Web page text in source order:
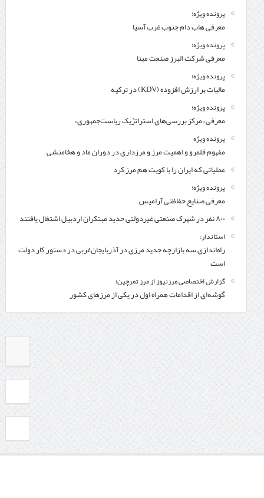
پرونده ویژه؛
معرفی هاب دام جنوب غرب آسیا
پرونده ویژه؛
معرفی شركت البرز صنعت مبنا
پرونده ویژه؛
مالیات بر ارزش افزوده (KDV) در ترکیه
پرونده ویژه؛
معرفی «مرکز بررسی‌های استراتژیک ریاست‌جمهوری»
پرونده ویژه
مفهوم قلمرو و اهمیت مرز و مرزداری در دوران ماد و هخامنشی
عملیاتی که ایران را با کویت هم مرز کرد
پرونده ویژه؛
معرفی صنایع حفاظتی آرامیس
۸۰۰ نفر در شهرک صنعتی غیردولتی حدید مبتکران اردبیل اشتغال یافتند
استاندار:
راه‌اندازی سه بازارچه جدید مرزی در آذربایجان‌غربی در دستور کار دولت
است
گزارش اختصاصی مرزنیوز از مرز تمرچین؛
گوشه‌ای از اقدامات همراه اول در یکی از مرزهای کشور